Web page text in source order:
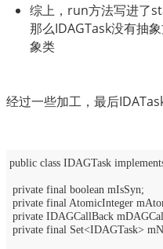
综上，run方法写进了
那么IDAGTask没有抽
象类
经过一些加工，最后
public class IDAGTask
private final boolean mIsSyn;
private final AtomicInteger
private IDAGCallBack
private final Set<IDAGTask>